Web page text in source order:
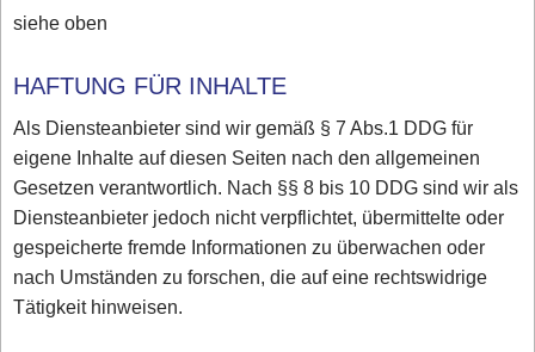
siehe oben
HAFTUNG FÜR INHALTE
Als Diensteanbieter sind wir gemäß § 7 Abs.1 DDG für
eigene Inhalte auf diesen Seiten nach den allgemeinen
Gesetzen verantwortlich. Nach §§ 8 bis 10 DDG sind wir als
Diensteanbieter jedoch nicht verpflichtet, übermittelte oder
gespeicherte fremde Informationen zu überwachen oder
nach Umständen zu forschen, die auf eine rechtswidrige
Tätigkeit hinweisen.